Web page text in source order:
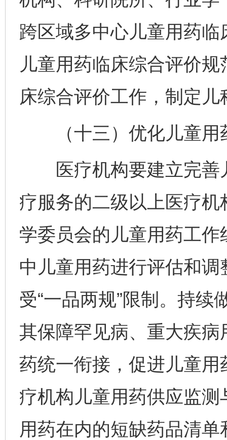
跨区域多中心儿童用药
儿童用药临床综合评价
床综合评价工作，制定
（十三）优化儿童用
医疗机构要建立完善
疗服务的二级以上医疗
学委员会的儿童用药工
中儿童用药进行评估和
受“一品两规”限制。持
其保障罕见病、重大疾
药统一衔接，促进儿童
疗机构儿童用药供应监
用药在内的短缺药品清